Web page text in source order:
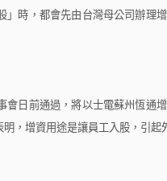
時，都會先由台灣母公司辦理
日前通過，將以士電蘇州恆通
，增資用途是讓員工入股，引起